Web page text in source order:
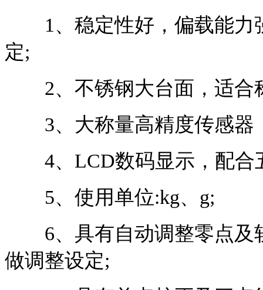
1、稳定性好，偏载能力
定;
2、不锈钢大台面，适合
3、大称量高精度传感器
4、LCD数码显示，配合
5、使用单位:kg、g;
6、具有自动调整零点及
做调整设定;